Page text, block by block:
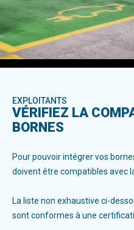
EXPLOITANTS
VÉRIFIEZ LA
BORNES
Pour pouvoir intégrer vos
doivent être compatibles avec
La liste non exhaustive ci-
sont conformes à une